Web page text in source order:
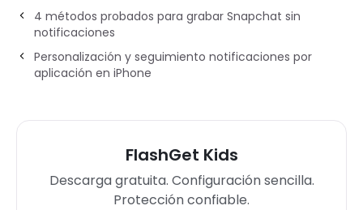
4 métodos probados para grabar Snapchat sin
notificaciones
Personalización y seguimiento notificaciones por
aplicación en iPhone
FlashGet Kids
Descarga gratuita. Configuración sencilla.
Protección confiable.